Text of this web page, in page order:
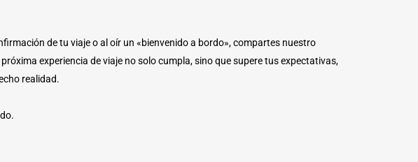
de tu viaje o al oír un «bienvenido a bordo», compartes nuestro
experiencia de viaje no solo cumpla, sino que supere tus expectativas,
realidad.